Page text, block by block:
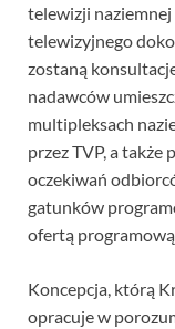
telewizji naziemnej
telewizyjnego
zostaną
nadawców
multipleksach
przez TVP, a
oczekiwań
gatunków
ofertą programową
Koncepcja, którą
opracuje w